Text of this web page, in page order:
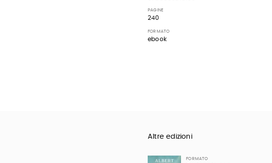
PAGINE
240
FORMATO
ebook
Altre edizioni
FORMATO